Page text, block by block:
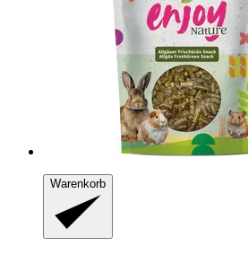
Warenkorb